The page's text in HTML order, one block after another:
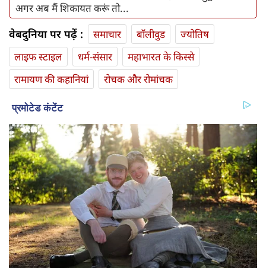
अगर अब मैं शिकायत करूं तो...
वेबदुनिया पर पढ़ें : समाचार बॉलीवुड
ज्योतिष
लाइफ स्‍टाइल
धर्म-संसार
महाभारत के किस्से
रामायण की कहानियां
रोचक और रोमांचक